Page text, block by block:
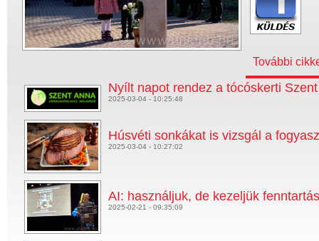
További
Nyílt napot rendez a tócóskerti
2025-03-04 - 10:25:48
Húsvéti sonkákat is vizsgál a
2025-03-04 - 10:27:02
AI: használjuk, de kezeljük
2025-02-21 - 09:35:09